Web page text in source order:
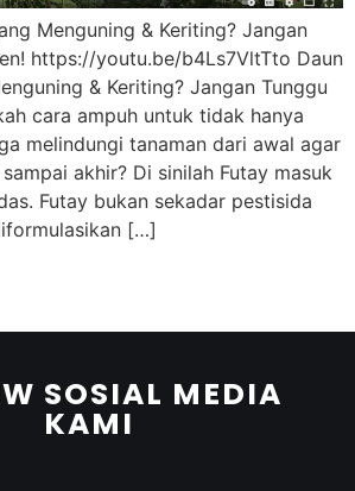
Menguning & Keriting? Jangan
https://youtu.be/b4Ls7VltTto Daun
& Keriting? Jangan Tunggu
cara ampuh untuk tidak hanya
melindungi tanaman dari awal agar
akhir? Di sinilah Futay masuk
Futay bukan sekadar pestisida
[…]
SOSIAL MEDIA
KAMI